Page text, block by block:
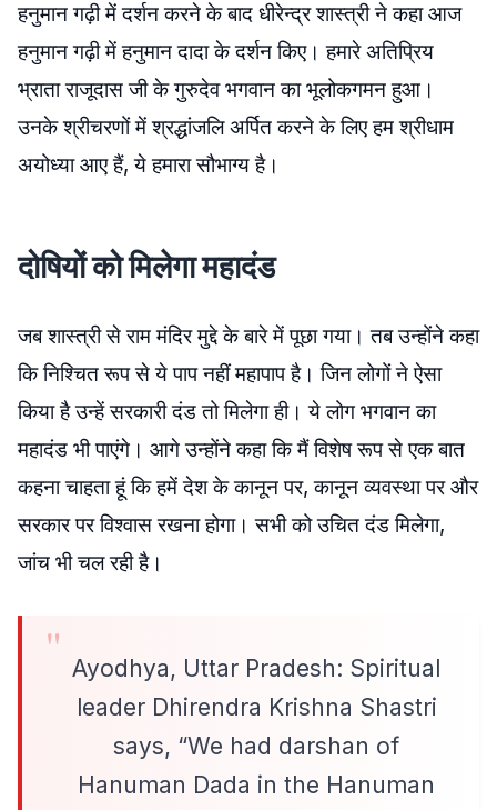
हनुमान गढ़ी में दर्शन करने के बाद धीरेन्द्र शास्त्री ने कहा आज
हनुमान गढ़ी में हनुमान दादा के दर्शन किए। हमारे अतिप्रिय
भ्राता राजूदास जी के गुरुदेव भगवान का भूलोकगमन हुआ।
उनके श्रीचरणों में श्रद्धांजलि अर्पित करने के लिए हम श्रीधाम
अयोध्या आए हैं, ये हमारा सौभाग्य है।
दोषियों को मिलेगा महादंड
जब शास्त्री से राम मंदिर मुद्दे के बारे में पूछा गया। तब उन्होंने कहा
कि निश्चित रूप से ये पाप नहीं महापाप है। जिन लोगों ने ऐसा
किया है उन्हें सरकारी दंड तो मिलेगा ही। ये लोग भगवान का
महादंड भी पाएंगे। आगे उन्होंने कहा कि मैं विशेष रूप से एक बात
कहना चाहता हूं कि हमें देश के कानून पर, कानून व्यवस्था पर और
सरकार पर विश्वास रखना होगा। सभी को उचित दंड मिलेगा,
जांच भी चल रही है।
Ayodhya, Uttar Pradesh: Spiritual
leader Dhirendra Krishna Shastri
says, “We had darshan of
Hanuman Dada in the Hanuman